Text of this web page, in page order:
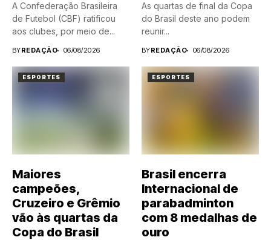
A Confederação Brasileira
de Futebol (CBF) ratificou
aos clubes, por meio de...
BYREDAÇÃO 06/08/2026
As quartas de final da Copa
do Brasil deste ano podem
reunir...
BYREDAÇÃO 06/08/2026
ESPORTES
Maiores
campeões,
Cruzeiro e Grêmio
vão às quartas da
Copa do Brasil
ESPORTES
Brasil encerra
Internacional de
parabadminton
com 8 medalhas de
ouro